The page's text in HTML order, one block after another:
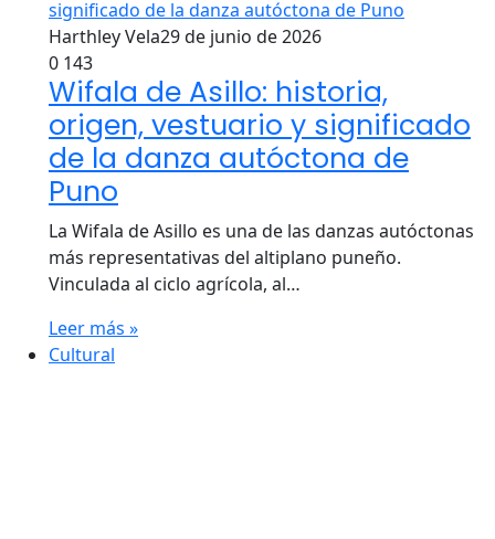
Harthley Vela29 de junio de 2026
0 143
Wifala de Asillo: historia,
origen, vestuario y significado
de la danza autóctona de
Puno
La Wifala de Asillo es una de las danzas autóctonas
más representativas del altiplano puneño.
Vinculada al ciclo agrícola, al…
Leer más »
Cultural